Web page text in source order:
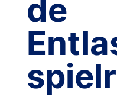
de